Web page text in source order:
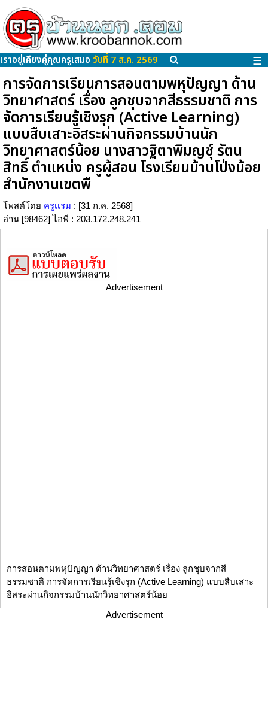
เราอยู่เคียงคู่คุณครูเสมอ วันที่ 7 ส.ค. 2569 ☰
การจัดการเรียนการสอนตามพหุปัญญา ด้าน
วิทยาศาสตร์ เรื่อง ลูกชุบจากสีธรรมชาติ การ
จัดการเรียนรู้เชิงรุก (Active Learning)
แบบสืบเสาะอิสระผ่านกิจกรรมบ้านนัก
วิทยาศาสตร์น้อย นางสาวฐิตาพิมญชุ์ รัตน
สิทธิ์ ตำแหน่ง ครูผู้สอน โรงเรียนบ้านโป่งน้อย
สำนักงานเขตพื
โพสต์โดย ครูเเรม : [31 ก.ค. 2568]
อ่าน [98462] ไอพี : 203.172.248.241
Advertisement
การสอนตามพหุปัญญา ด้านวิทยาศาสตร์ เรื่อง ลูกชุบจากสี
ธรรมชาติ การจัดการเรียนรู้เชิงรุก (Active Learning) แบบสืบเสาะ
อิสระผ่านกิจกรรมบ้านนักวิทยาศาสตร์น้อย
Advertisement